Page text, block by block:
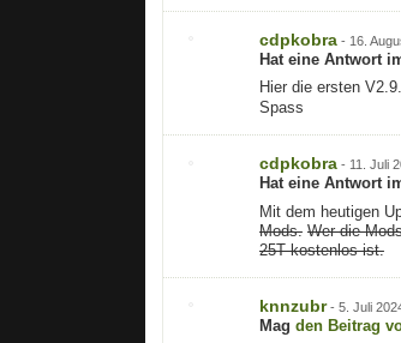
cdpkobra- 16.
Hat eine Antwort
Hier die ersten
Spass
cdpkobra- 11. Juli
Hat eine Antwort
Mit dem heutigen
Mods. Wer die
25T kostenlos ist.
knnzubr- 5. Juli
Mag den Beitrag